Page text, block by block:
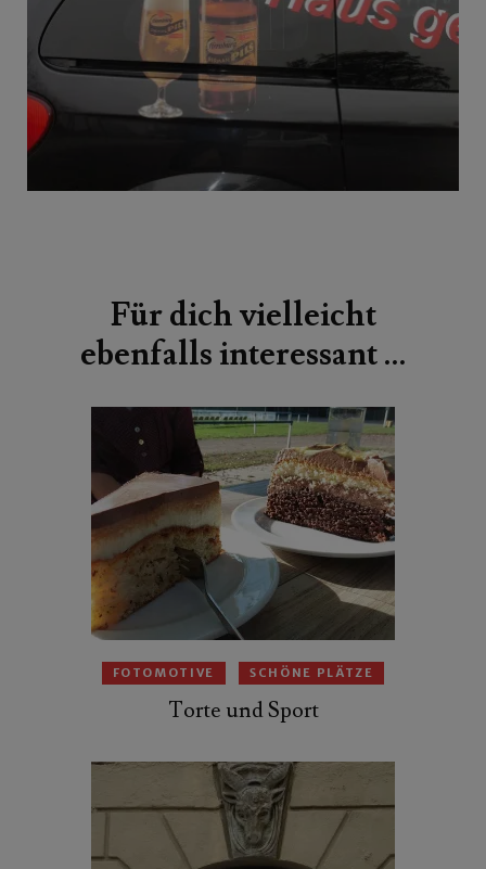
Für dich vielleicht
ebenfalls interessant …
FOTOMOTIVE SCHÖNE PLÄTZE
Torte und Sport